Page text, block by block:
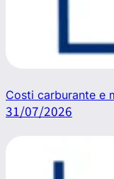
Costi carburante e
31/07/2026